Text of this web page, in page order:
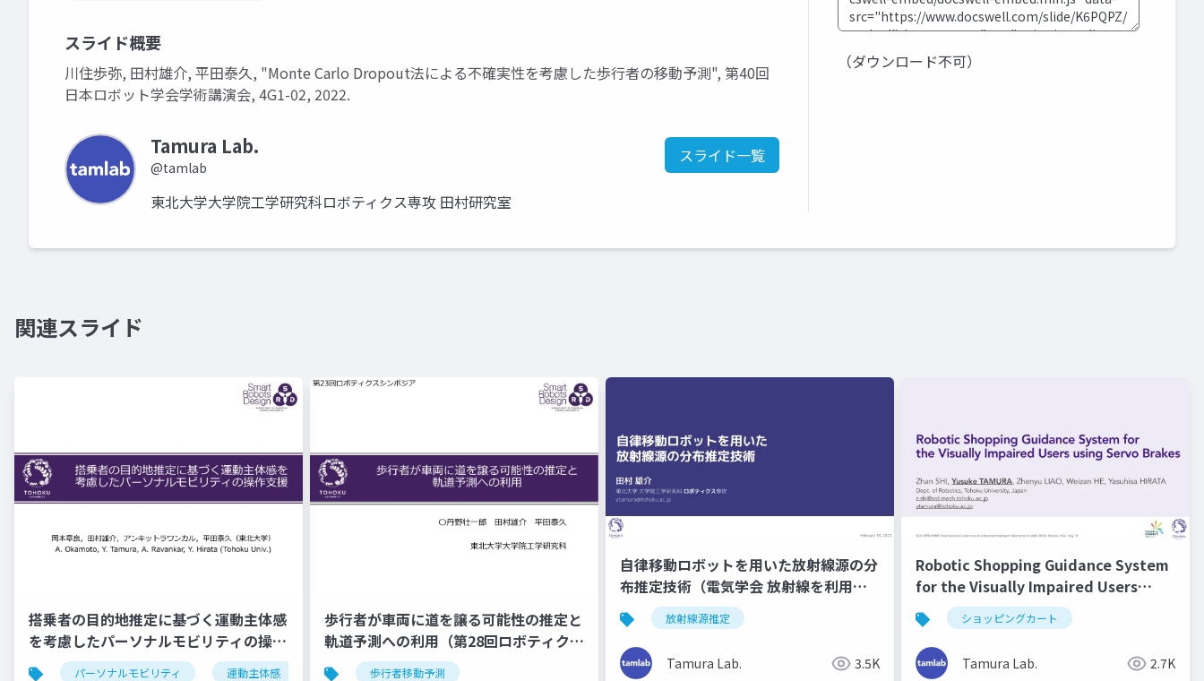
スライド概要
川住歩弥, 田村雄介, 平田泰久, "Monte Carlo Dropout法による不確実性を考慮した歩行者の移動予測", 第40回
日本ロボット学会学術講演会, 4G1-02, 2022.
Tamura Lab.
@tamlab
スライド一覧
東北大学大学院工学研究科ロボティクス専攻 田村研究室
（ダウンロード不可）
関連スライド
搭乗者の目的地推定に基づく運動主体感
を考慮したパーソナルモビリティの操作
支援（第27回ロボティクスシンポジア）
パーソナルモビリティ 運動主体感
歩行者が車両に道を譲る可能性の推定と
軌道予測への利用（第28回ロボティクス
シンポジア）
歩行者移動予測
自律移動ロボットを用いた放射線源の分
布推定技術（電気学会 放射線を利用し
た微量分析およびイメージング技術調査
専門委員会）
放射線源推定
Tamura Lab. 3.5K
Robotic Shopping Guidance System
for the Visually Impaired Users
using Servo Brakes (AIM2024)
ショッピングカート
Tamura Lab. 2.7K